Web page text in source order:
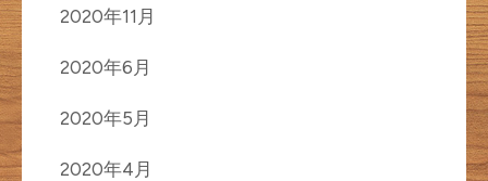
2020年11月
2020年6月
2020年5月
2020年4月